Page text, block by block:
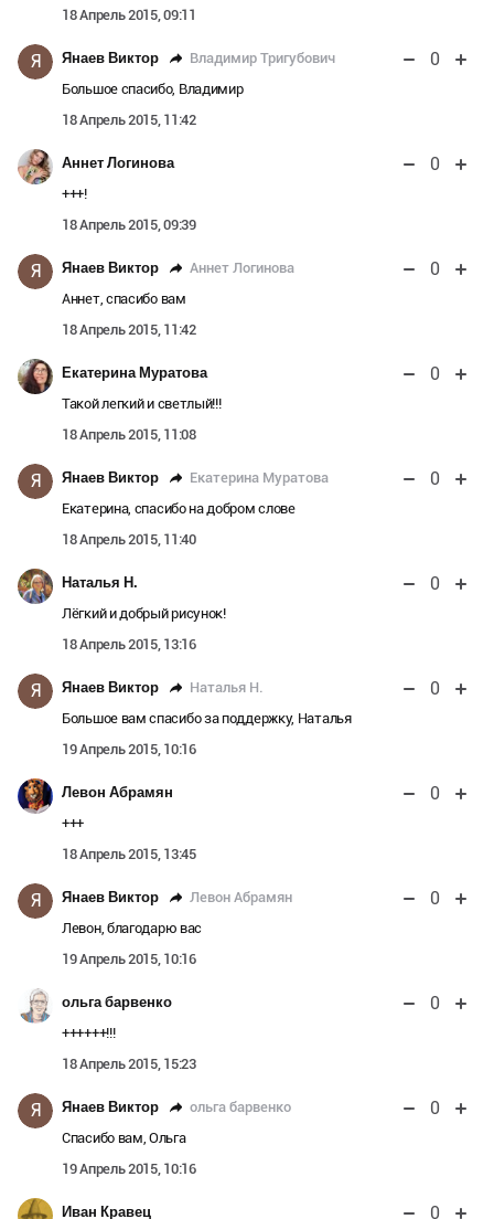
18 Апрель 2015, 09:11
Я Янаев Виктор Владимир Тригубович 0
Большое спасибо, Владимир
18 Апрель 2015, 11:42
Аннет Логинова 0
+++!
18 Апрель 2015, 09:39
Я Янаев Виктор Аннет Логинова 0
Аннет, спасибо вам
18 Апрель 2015, 11:42
Екатерина Муратова 0
Такой легкий и светлый!!!
18 Апрель 2015, 11:08
Я Янаев Виктор Екатерина Муратова 0
Екатерина, спасибо на добром слове
18 Апрель 2015, 11:40
Наталья Н. 0
Лёгкий и добрый рисунок!
18 Апрель 2015, 13:16
Я Янаев Виктор Наталья Н. 0
Большое вам спасибо за поддержку, Наталья
19 Апрель 2015, 10:16
Левон Абрамян 0
+++
18 Апрель 2015, 13:45
Я Янаев Виктор Левон Абрамян 0
Левон, благодарю вас
19 Апрель 2015, 10:16
ольга барвенко 0
++++++!!!
18 Апрель 2015, 15:23
Я Янаев Виктор ольга барвенко 0
Спасибо вам, Ольга
19 Апрель 2015, 10:16
Иван Кравец 0